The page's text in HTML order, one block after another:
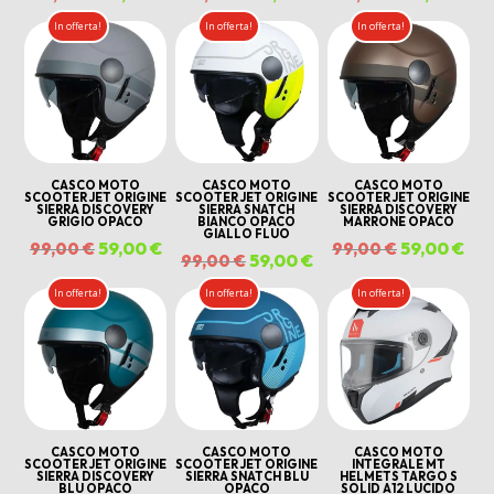
prezzo
originale
era:
179,00 €.
prezzo
attuale
79,00 €.
prezzo
originale
era:
179,00 €.
prezzo
attuale
79,00 €.
prezzo
originale
era:
179,00 €.
In offerta!
CASCO MOTO
SCOOTER JET ORIGINE
SIERRA DISCOVERY
GRIGIO OPACO
99,00€Il
prezzo
originale
era:
99,00 €.
59,00€Il
prezzo
attuale
59,00 €.
In offerta!
CASCO MOTO
SCOOTER JET ORIGINE
SIERRA SNATCH
BIANCO OPACO
GIALLO FLUO
99,00€Il
prezzo
originale
era:
99,00 €.
59,00€Il
prezzo
attuale
59,00 €.
In offerta!
CASCO MOTO
SCOOTER JET ORIGINE
SIERRA DISCOVERY
MARRONE OPACO
99,00€Il
prezzo
originale
era:
99,00 €.
59,00€Il
In offerta!
CASCO MOTO
SCOOTER JET ORIGINE
SIERRA DISCOVERY
BLU OPACO
In offerta!
CASCO MOTO
SCOOTER JET ORIGINE
SIERRA SNATCH BLU
OPACO
In offerta!
CASCO MOTO
INTEGRALE MT
HELMETS TARGO S
SOLID A12 LUCIDO